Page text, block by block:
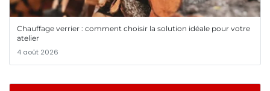
Chauffage verrier : comment choisir la solution idéale pour votre
atelier
4 août 2026